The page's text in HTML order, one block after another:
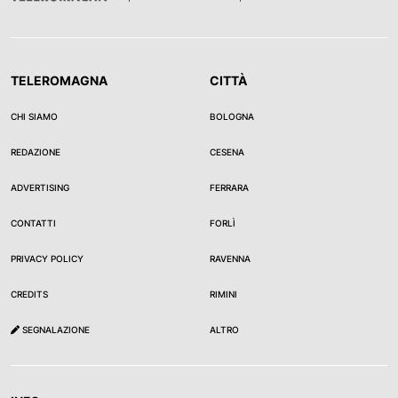
TELEROMAGNA
CHI SIAMO
REDAZIONE
ADVERTISING
CONTATTI
PRIVACY POLICY
CREDITS
SEGNALAZIONE
CITTÀ
BOLOGNA
CESENA
FERRARA
FORLÌ
RAVENNA
RIMINI
ALTRO